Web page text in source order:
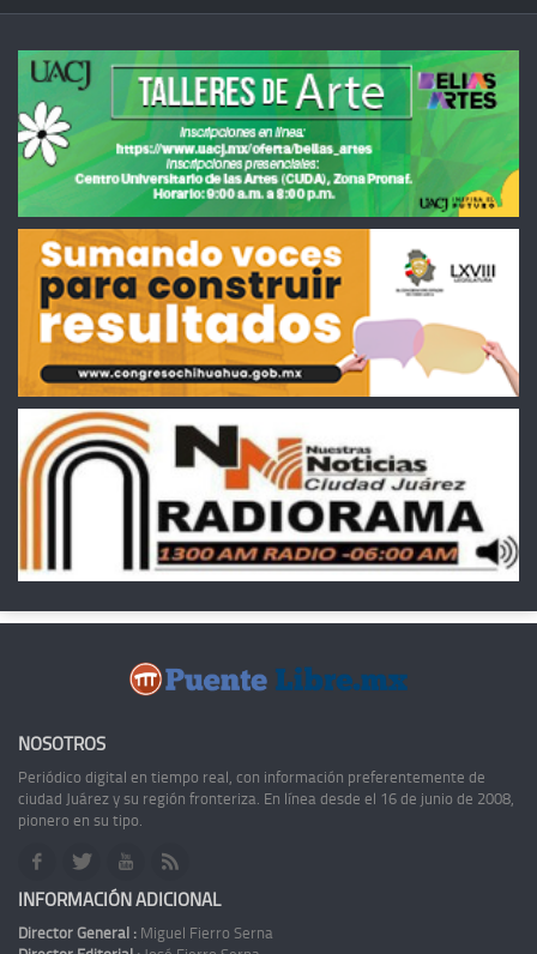
NOSOTROS
Periódico digital en tiempo real, con información preferentemente de
ciudad Juárez y su región fronteriza. En línea desde el 16 de junio de 2008,
pionero en su tipo.
INFORMACIÓN ADICIONAL
Director General : Miguel Fierro Serna